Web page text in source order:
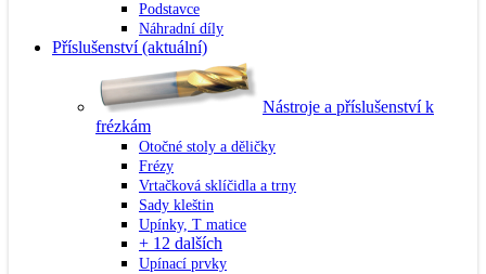
Podstavce
Náhradní díly
Příslušenství(aktuální)
Nástroje a příslušenství k
frézkám
Otočné stoly a děličky
Frézy
Vrtačková sklíčidla a trny
Sady kleštin
Upínky, T matice
+ 12 dalších
Upínací prvky